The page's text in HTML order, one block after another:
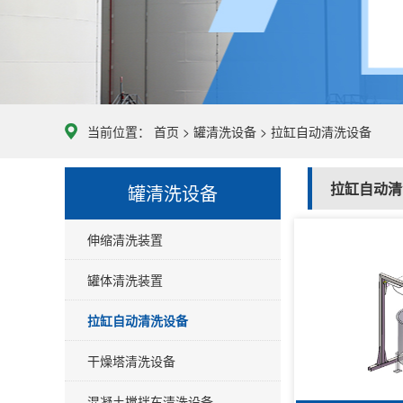
当前位置： 首页 > 罐清洗设备 > 拉缸自动清洗设备
罐清洗设备
伸缩清洗装置
罐体清洗装置
拉缸自动清洗设备
干燥塔清洗设备
拉缸自动